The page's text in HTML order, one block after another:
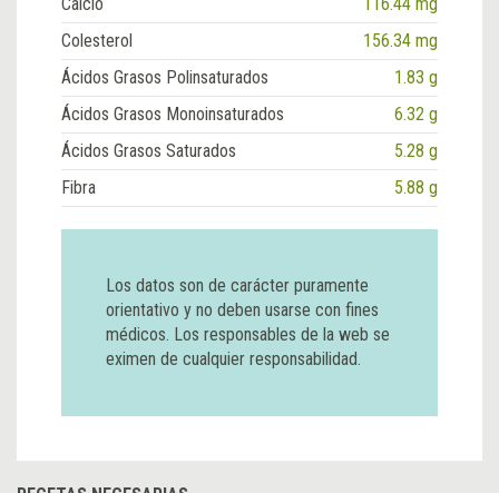
Colesterol
156.34 mg
Ácidos Grasos Polinsaturados
1.83 g
Ácidos Grasos Monoinsaturados
6.32 g
Ácidos Grasos Saturados
5.28 g
Fibra
5.88 g
Los datos son de carácter puramente
orientativo y no deben usarse con fines
médicos. Los responsables de la web se
eximen de cualquier responsabilidad.